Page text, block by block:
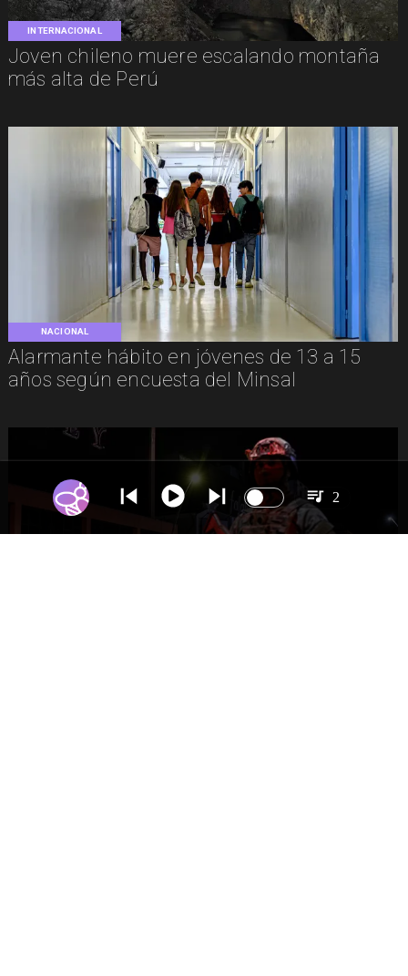
INTERNACIONAL
Joven chileno muere escalando montaña
más alta de Perú
NACIONAL
Alarmante hábito en jóvenes de 13 a 15
años según encuesta del Minsal
2